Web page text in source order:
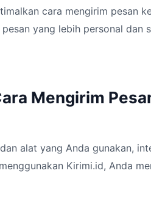
cara mengirim pesan
yang lebih personal dan
Mengirim
alat yang Anda gunakan,
Kirimi.id, Anda